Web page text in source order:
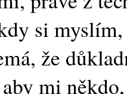
si
že
mi